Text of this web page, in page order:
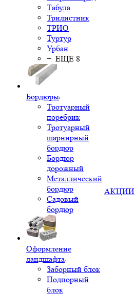
Табула
Трилистник
ТРИО
Туртур
Урбан
+ ЕЩЕ 8
Бордюры
Тротуарный
поребрик
Тротуарный
шарнирный
бордюр
Бордюр
дорожный
Металлический
бордюр
Садовый
бордюр
Оформление
ландшафта
Заборный блок
Подпорный
блок
АКЦИИ